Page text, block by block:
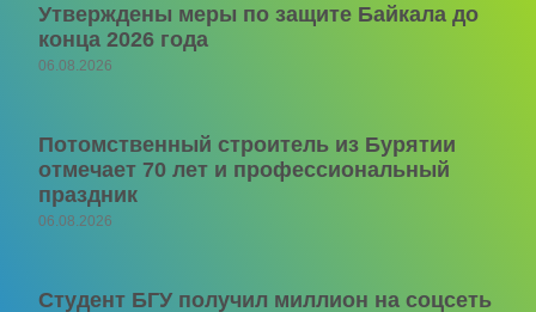
Утверждены меры по защите Байкала до
конца 2026 года
06.08.2026
Потомственный строитель из Бурятии
отмечает 70 лет и профессиональный
праздник
06.08.2026
Студент БГУ получил миллион на соцсеть